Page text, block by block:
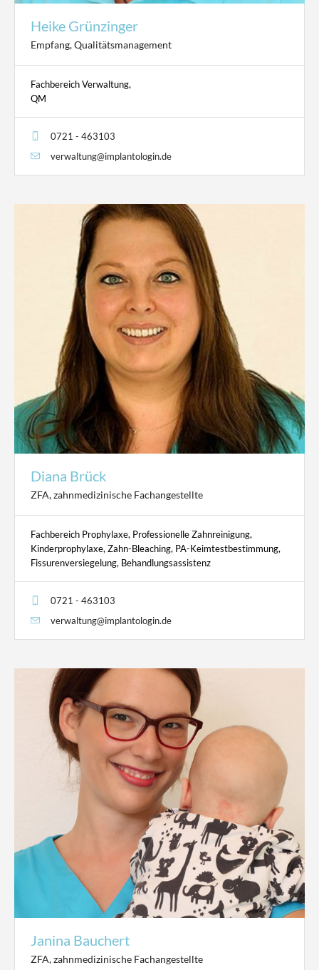
Heike Grünzinger
Empfang, Qualitätsmanagement
Fachbereich Verwaltung,
QM
0721 - 463103
verwaltung@implantologin.de
Diana Brück
ZFA, zahnmedizinische Fachangestellte
Fachbereich Prophylaxe, Professionelle Zahnreinigung,
Kinderprophylaxe, Zahn-Bleaching, PA-Keimtestbestimmung,
Fissurenversiegelung, Behandlungsassistenz
0721 - 463103
verwaltung@implantologin.de
Janina Bauchert
ZFA, zahnmedizinische Fachangestellte